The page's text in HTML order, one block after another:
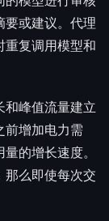
要或建议。代理
重复调用模型和
和峰值流量建立
前增加电力需
的增长速度。
那么即使每次交